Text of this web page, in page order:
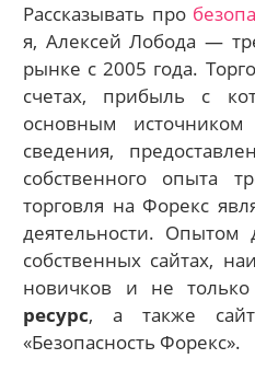
Рассказывать про
я, Алексей Лобода —
рынке с 2005 года.
счетах, прибыль с
основным
сведения,
собственного опыта
торговля на Форекс
деятельности. Опытом
собственных сайтах,
новичков и не
ресурс, а также
«Безопасность Форекс».